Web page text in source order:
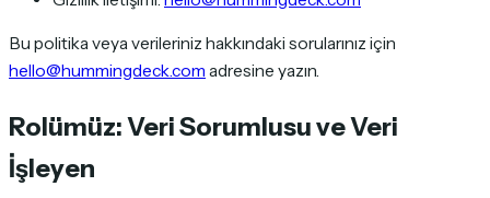
Bu politika veya verileriniz hakkındaki sorularınız için
hello@hummingdeck.com adresine yazın.
Rolümüz: Veri Sorumlusu ve Veri
İşleyen